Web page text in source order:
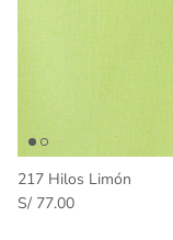
217 Hilos Limón
S/ 77.00